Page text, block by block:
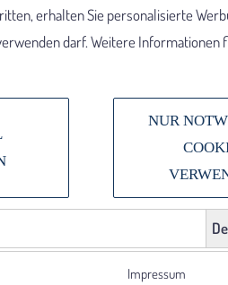
erhalten Sie personalisierte
darf. Weitere Informationen
NUR
Impressum